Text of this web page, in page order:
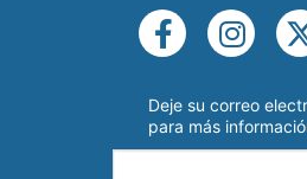
REDES
SOCIALES
Deje su correo
para más